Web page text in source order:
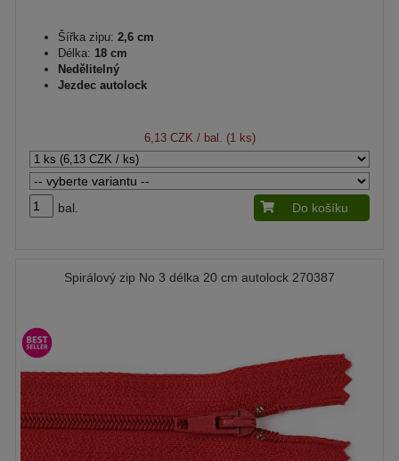
Šířka zipu: 2,6 cm
Délka: 18 cm
Nedělitelný
Jezdec autolock
6,13 CZK / bal. (1 ks)
bal. Do košíku
Spirálový zip No 3 délka 20 cm autolock 270387